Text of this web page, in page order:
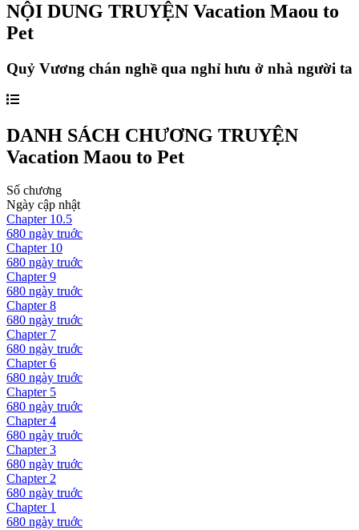
NỘI DUNG TRUYỆN Vacation Maou to
Pet
Quỷ Vương chán nghề qua nghỉ hưu ở nhà người ta
DANH SÁCH CHƯƠNG TRUYỆN
Vacation Maou to Pet
Số chương
Ngày cập nhật
Chapter 10.5
680 ngày truớc
Chapter 10
680 ngày truớc
Chapter9
680 ngày truớc
Chapter8
680 ngày truớc
Chapter 7
680 ngày truớc
Chapter6
680 ngày truớc
Chapter 5
680 ngày truớc
Chapter4
680 ngày truớc
Chapter3
680 ngày truớc
Chapter2
680 ngày truớc
Chapter 1
680 ngày truớc